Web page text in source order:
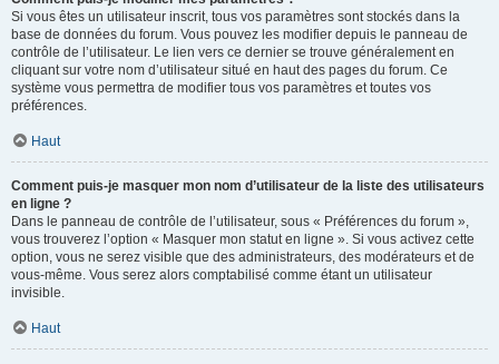
Si vous êtes un utilisateur inscrit, tous vos paramètres sont stockés dans la
base de données du forum. Vous pouvez les modifier depuis le panneau de
contrôle de l’utilisateur. Le lien vers ce dernier se trouve généralement en
cliquant sur votre nom d’utilisateur situé en haut des pages du forum. Ce
système vous permettra de modifier tous vos paramètres et toutes vos
préférences.
Haut
Comment puis-je masquer mon nom d’utilisateur de la liste des utilisateurs
en ligne ?
Dans le panneau de contrôle de l’utilisateur, sous « Préférences du forum »,
vous trouverez l’option « Masquer mon statut en ligne ». Si vous activez cette
option, vous ne serez visible que des administrateurs, des modérateurs et de
vous-même. Vous serez alors comptabilisé comme étant un utilisateur
invisible.
Haut